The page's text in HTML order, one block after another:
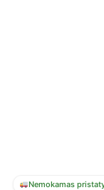
Nemokamas